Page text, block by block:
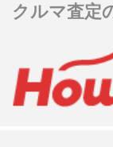
クルマ査定